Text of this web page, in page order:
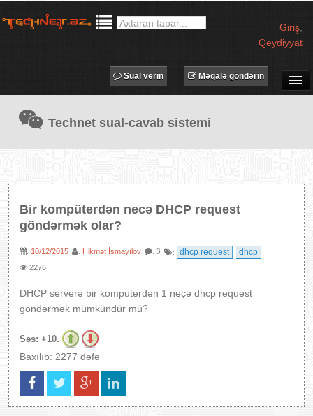
Giriş
Qeydiyyat
TECHNET TV
MƏQALƏLƏR
PROQRAMLAR
IT LÜĞƏT
Məqalə göndərin
Sual verin
Technet sual-cavab sistemi
Bir kompüterdən necə DHCP request
göndərmək olar?
: 10/12/2015 : Hikmət İsmayılov : 3 : dhcp request dhcp
2276
DHCP serverə bir komputerdən 1 neçə dhcp request
göndərmək mümkündür mü?
Səs: +10.
Baxılıb: 2277 dəfə